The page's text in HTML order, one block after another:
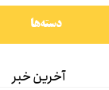
دسته‌ها
آخرین خبر